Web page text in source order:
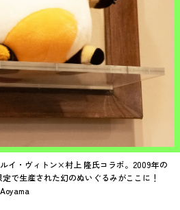
イ・ヴィトン×村上 隆氏コラボ。2009年の
で生産された幻のぬいぐるみがここに！